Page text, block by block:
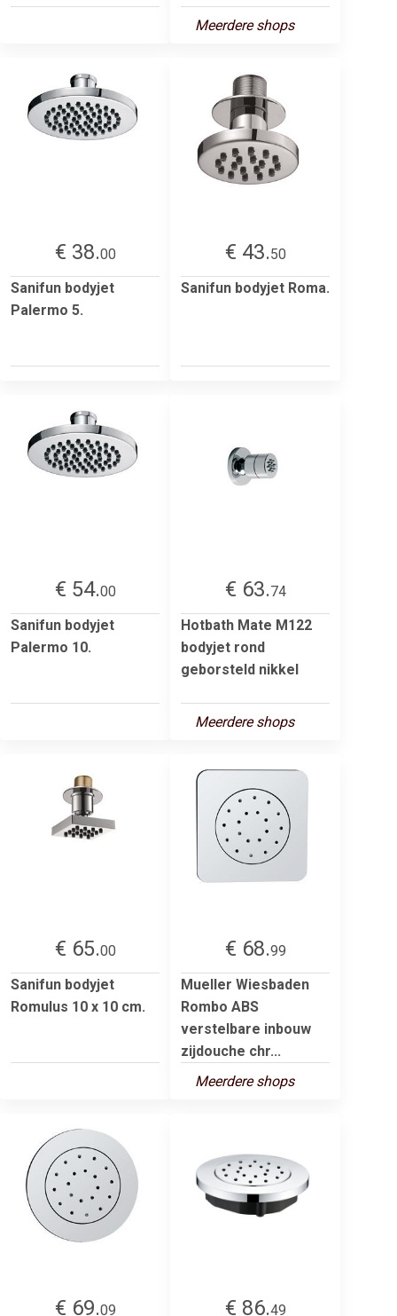
Meerdere shops
€ 38.00
Sanifun bodyjet
Palermo 5.
€ 43.50
Sanifun bodyjet Roma.
€ 54.00
Sanifun bodyjet
Palermo 10.
€ 63.74
Hotbath Mate M122
bodyjet rond
geborsteld nikkel
Meerdere shops
€ 65.00
Sanifun bodyjet
Romulus 10 x 10 cm.
€ 68.99
Mueller Wiesbaden
Rombo ABS
verstelbare inbouw
zijdouche chr...
Meerdere shops
€ 69.09 € 86.49